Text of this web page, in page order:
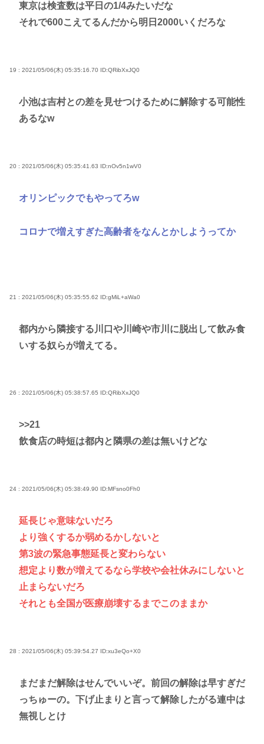
東京は検査数は平日の1/4みたいだな
それで600こえてるんだから明日2000いくだろな
19 : 2021/05/06(木) 05:35:16.70 ID:QRibXxJQ0
小池は吉村との差を見せつけるために解除する可能性
あるなw
20 : 2021/05/06(木) 05:35:41.63 ID:nOv5n1wV0
オリンピックでもやってろw
コロナで増えすぎた高齢者をなんとかしようってか
21 : 2021/05/06(木) 05:35:55.62 ID:gMiL+aWa0
都内から隣接する川口や川崎や市川に脱出して飲み食
いする奴らが増えてる。
26 : 2021/05/06(木) 05:38:57.65 ID:QRibXxJQ0
>>21
飲食店の時短は都内と隣県の差は無いけどな
24 : 2021/05/06(木) 05:38:49.90 ID:MFsno0Fh0
延長じゃ意味ないだろ
より強くするか弱めるかしないと
第3波の緊急事態延長と変わらない
想定より数が増えてるなら学校や会社休みにしないと
止まらないだろ
それとも全国が医療崩壊するまでこのままか
28 : 2021/05/06(木) 05:39:54.27 ID:xu3eQo+X0
まだまだ解除はせんでいいぞ。前回の解除は早すぎだ
っちゅーの。下げ止まりと言って解除したがる連中は
無視しとけ